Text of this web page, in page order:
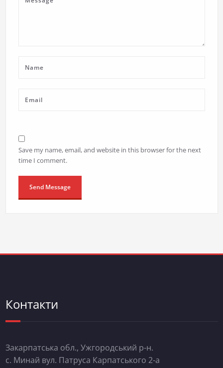
Save my name, email, and website in this browser for the next
time I comment.
Контакти
Закарпатська обл., Ужгородський р-н.
с. Минай вул. Патруса Карпатського 2-а